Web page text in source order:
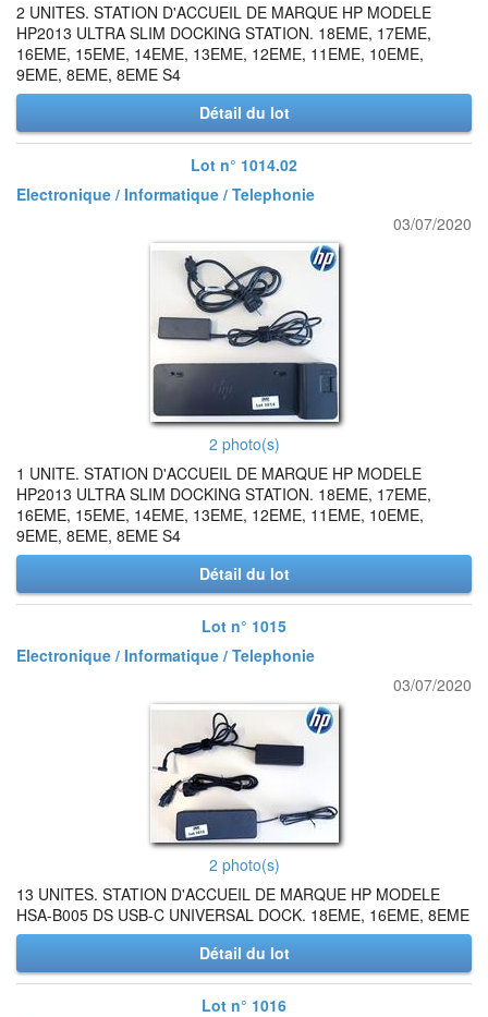
2 UNITES. STATION D'ACCUEIL DE MARQUE HP MODELE
HP2013 ULTRA SLIM DOCKING STATION. 18EME, 17EME,
16EME, 15EME, 14EME, 13EME, 12EME, 11EME, 10EME,
9EME, 8EME, 8EME S4
Détail du lot
Lot n° 1014.02
Electronique / Informatique / Telephonie
03/07/2020
2 photo(s)
1 UNITE. STATION D'ACCUEIL DE MARQUE HP MODELE
HP2013 ULTRA SLIM DOCKING STATION. 18EME, 17EME,
16EME, 15EME, 14EME, 13EME, 12EME, 11EME, 10EME,
9EME, 8EME, 8EME S4
Détail du lot
Lot n° 1015
Electronique / Informatique / Telephonie
03/07/2020
2 photo(s)
13 UNITES. STATION D'ACCUEIL DE MARQUE HP MODELE
HSA-B005 DS USB-C UNIVERSAL DOCK. 18EME, 16EME, 8EME
Détail du lot
Lot n° 1016